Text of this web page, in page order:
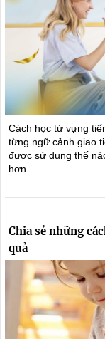
Cách học từ vựng
từng ngữ cảnh giao
được sử dụng thế
hơn.
Chia sẻ những
quả